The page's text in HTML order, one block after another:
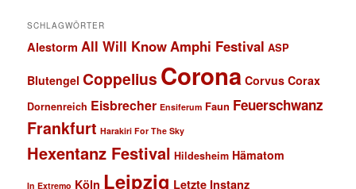
SCHLAGWÖRTER
Alestorm All Will KnowAmphi Festival ASP
Blutengel Coppelius Corona Corvus Corax
Dornenreich Eisbrecher Ensiferum Faun Feuerschwanz
Frankfurt Harakiri For The Sky
Hexentanz Festival Hildesheim Hämatom
In Extremo Köln Leipzig Letzte Instanz